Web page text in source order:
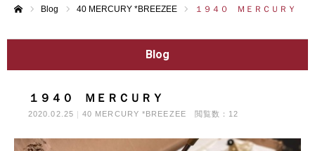
Blog 40 MERCURY *BREEZEE １９４０ ＭＥＲＣＵＲＹ
Blog
１９４０ ＭＥＲＣＵＲＹ
2020.02.25 40 MERCURY *BREEZEE 閲覧数：12